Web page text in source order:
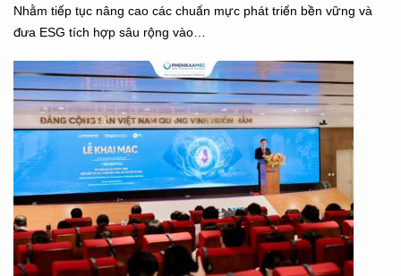
Nhằm tiếp tục nâng cao các chuẩn mực phát triển bền vững và
đưa ESG tích hợp sâu rộng vào…